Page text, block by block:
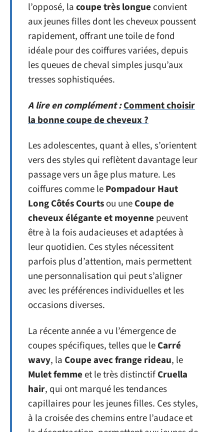
l’opposé, lacoupe très longue convient
aux jeunes filles dont les cheveux poussent
rapidement, offrant une toile de fond
idéale pour des coiffures variées, depuis
les queues de cheval simples jusqu’aux
tresses sophistiquées.
A lire en complément :Comment choisir
la bonne coupe de cheveux ?
Les adolescentes, quant à elles, s’orientent
vers des styles qui reflètent davantage leur
passage vers un âge plus mature. Les
coiffures comme lePompadour Haut
Long Côtés Courtsou uneCoupe de
cheveux élégante et moyenne peuvent
être à la fois audacieuses et adaptées à
leur quotidien. Ces styles nécessitent
parfois plus d’attention, mais permettent
une personnalisation qui peut s’aligner
avec les préférences individuelles et les
occasions diverses.
La récente année a vu l’émergence de
coupes spécifiques, telles que leCarré
wavy, la Coupe avec frange rideau, le
Mulet femmeet le très distinctifCruella
hair, qui ont marqué les tendances
capillaires pour les jeunes filles. Ces styles,
à la croisée des chemins entre l’audace et